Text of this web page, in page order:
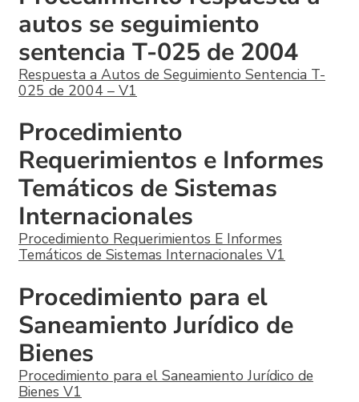
autos se seguimiento
sentencia T-025 de 2004
Respuesta a Autos de Seguimiento Sentencia T-
025 de 2004 – V1
Procedimiento
Requerimientos e Informes
Temáticos de Sistemas
Internacionales
Procedimiento Requerimientos E Informes
Temáticos de Sistemas Internacionales V1
Procedimiento para el
Saneamiento Jurídico de
Bienes
Procedimiento para el Saneamiento Jurídico de
Bienes V1